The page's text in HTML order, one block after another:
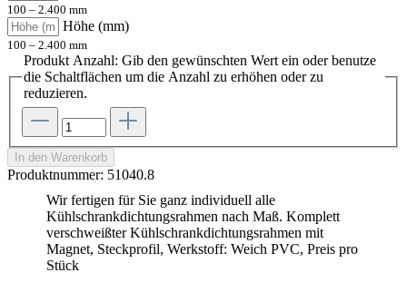
100 – 2.400 mm
Höhe (mm)
100 – 2.400 mm
Produkt Anzahl: Gib den gewünschten Wert ein oder benutze
die Schaltflächen um die Anzahl zu erhöhen oder zu
reduzieren.
In den Warenkorb
Produktnummer: 51040.8
Wir fertigen für Sie ganz individuell alle
Kühlschrankdichtungsrahmen nach Maß. Komplett
verschweißter Kühlschrankdichtungsrahmen mit
Magnet, Steckprofil, Werkstoff: Weich PVC, Preis pro
Stück